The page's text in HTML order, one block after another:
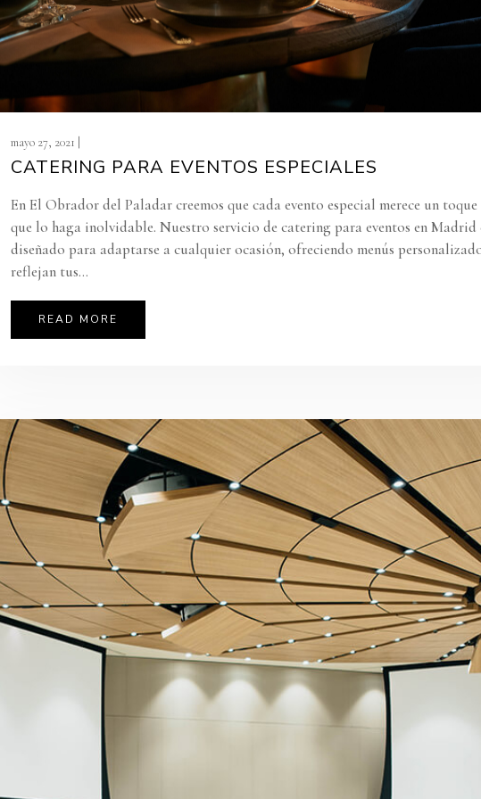
mayo 27, 2021 |
CATERING PARA EVENTOS ESPECIALES
En El Obrador del Paladar creemos que cada evento especial merece un
que lo haga inolvidable. Nuestro servicio de catering para eventos en Madrid
diseñado para adaptarse a cualquier ocasión, ofreciendo menús
reflejan tus...
READ MORE